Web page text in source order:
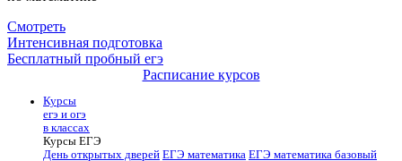
Смотреть
Интенсивная подготовка
Бесплатный пробный егэ
Расписание курсов
Курсы
егэ и огэ
в классах
Курсы ЕГЭ
День открытых дверей ЕГЭ математика ЕГЭ математика базовый